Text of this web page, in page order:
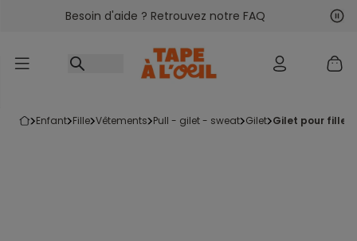
Accéder au contenu
Besoin d'aide ? Retrouvez notre FAQ
enfant fille vêtements pull - gilet - sweat gilet gilet pour fille